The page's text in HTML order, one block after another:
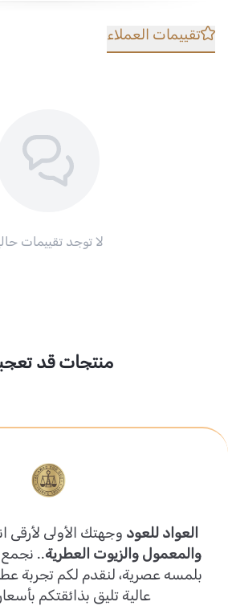
تقييمات العملاء
لا توجد تقييمات
منتجات قد
العواد للعود وجهتك الأولى لأرقى
والمعمول والزيوت العطرية.. نجمع
بلمسه عصرية، لنقدم لكم تجربة
عالية تليق بذائقتكم